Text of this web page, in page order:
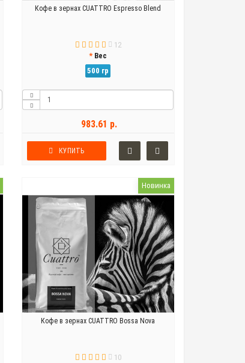
Кофе в зернах CUATTRO Espresso Blend
12
Вес
500 гр
983.61 р.
КУПИТЬ
Новинка
Кофе в зернах CUATTRO Bossa Nova
10